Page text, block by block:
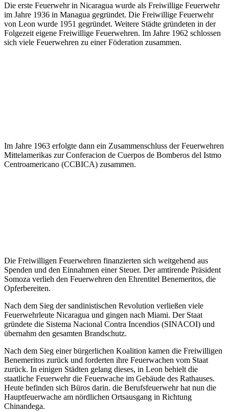
Die erste Feuerwehr in Nicaragua wurde als Freiwillige Feuerwehr
im Jahre 1936 in Managua gegründet. Die Freiwillige Feuerwehr
von Leon wurde 1951 gegründet. Weitere Städte gründeten in der
Folgezeit eigene Freiwillige Feuerwehren. Im Jahre 1962 schlossen
sich viele Feuerwehren zu einer Föderation zusammen.
Im Jahre 1963 erfolgte dann ein Zusammenschluss der Feuerwehren
Mittelamerikas zur Conferacion de Cuerpos de Bomberos del Istmo
Centroamericano (CCBICA) zusammen.
Die Freiwilligen Feuerwehren finanzierten sich weitgehend aus
Spenden und den Einnahmen einer Steuer. Der amtirende Präsident
Somoza verlieh den Feuerwehren den Ehrentitel Benemeritos, die
Opferbereiten.
Nach dem Sieg der sandinistischen Revolution verließen viele
Feuerwehrleute Nicaragua und gingen nach Miami. Der Staat
gründete die Sistema Nacional Contra Incendios (SINACOI) und
übernahm den gesamten Brandschutz.
Nach dem Sieg einer bürgerlichen Koalition kamen die Freiwilligen
Benemeritos zurück und forderten ihre Feuerwachen vom Staat
zurück. In einigen Städten gelang dieses, in Leon behielt die
staatliche Feuerwehr die Feuerwache im Gebäude des Rathauses.
Heute befinden sich Büros darin. die Berufsfeuerwehr hat nun die
Hauptfeuerwache am nördlichen Ortsausgang in Richtung
Chinandega.